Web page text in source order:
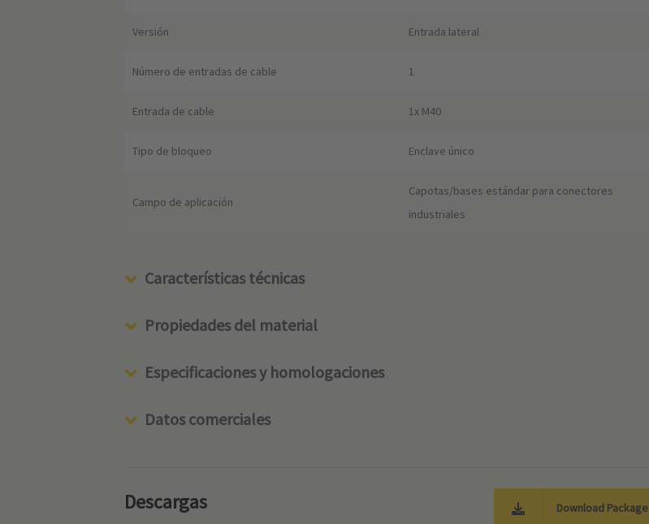
Versión Entrada lateral
Número de entradas de cable 1
Entrada de cable 1x M40
Tipo de bloqueo Enclave único
Campo de aplicación
Capotas/bases estándar para conectores
industriales
Características técnicas
Propiedades del material
Especificaciones y homologaciones
Datos comerciales
Descargas Download Package